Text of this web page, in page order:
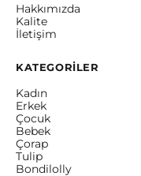
Hakkımızda
Kalite
İletişim
KATEGORİLER
Kadın
Erkek
Çocuk
Bebek
Çorap
Tulip
Bondilolly